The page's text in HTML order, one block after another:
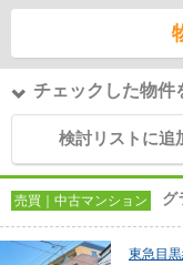
チェックした物件
検討リストに追
売買｜中古マンション グ
東急目